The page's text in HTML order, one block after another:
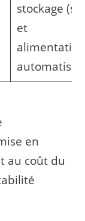
stockage
et
alimentation
en
au coût du